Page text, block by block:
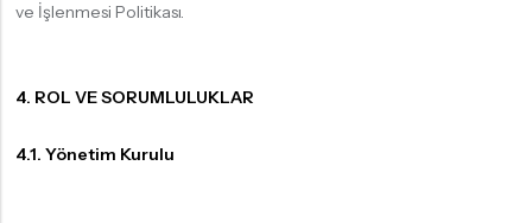
ve İşlenmesi Politikası.
4. ROL VE SORUMLULUKLAR
4.1. Yönetim Kurulu